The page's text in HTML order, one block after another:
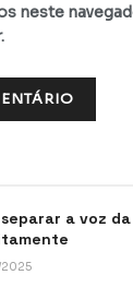
neste
separar a voz
2025